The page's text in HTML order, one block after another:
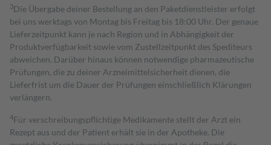
3Die Übergabe deiner Bestellung an den Paketdienstleister erfolgt
bei uns werktags von Montag bis Freitag bis 18:00 Uhr. Der genaue
Lieferzeitpunkt kann je nach Region und in Abhängigkeit der
Produktverfügbarkeit sowie vom Zustellzeitpunkt des Spediteurs
abweichen. Darüber hinaus können notwendige pharmazeutische
Prüfungen, die zu deiner Arzneimittelsicherheit dienen, die
Lieferfrist um die Dauer der Prüfungen einschließlich Klärungen
verlängern.
4Für verschreibungspflichtige Medikamente stellt der Arzt ein
Rezept aus und der Patient erhält sie in der Apotheke. Die